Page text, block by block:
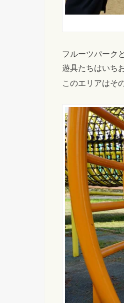
フルーツパーク
遊具たちはいち
このエリアはそ